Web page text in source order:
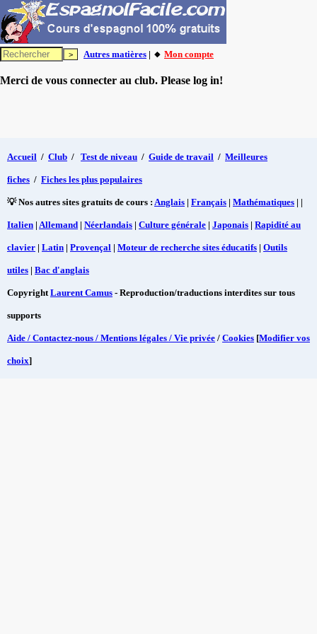
Autres matières | 🔸 Mon compte
Merci de vous connecter au club. Please log in!
Accueil / Club / Test de niveau / Guide de travail / Meilleures
fiches / Fiches les plus populaires
💡 Nos autres sites gratuits de cours : Anglais | Français | Mathématiques | |
Italien | Allemand | Néerlandais | Culture générale | Japonais | Rapidité au
clavier | Latin | Provençal | Moteur de recherche sites éducatifs | Outils
utiles | Bac d'anglais
CopyrightLaurent Camus - Reproduction/traductions interdites sur tous
supports
Aide / Contactez-nous / Mentions légales / Vie privée / Cookies [Modifier vos
choix]